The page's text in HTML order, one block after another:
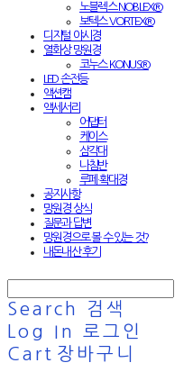
노블렉스 NOBLEX®
보텍스 VORTEX®
디지털 야시경
열화상 망원경
코누스 KONUS®
LED 손전등
액션캠
액세서리
어댑터
케이스
삼각대
나침반
루페·확대경
공지사항
망원경 상식
질문과 답변
망원경으로 볼 수 있는 것?
내돈내산 후기
Search
검색
Log In
로그인
Cart 장바구니